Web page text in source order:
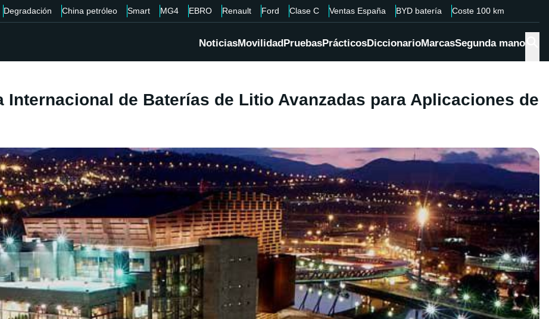
Degradación China petróleo Smart MG4 EBRO Renault Ford Clase C Ventas España BYD batería Coste 100 km
NoticiasMovilidadPruebasPrácticosDiccionarioMarcasSegunda mano
Internacional de Baterías de Litio Avanzadas para Aplicaciones de